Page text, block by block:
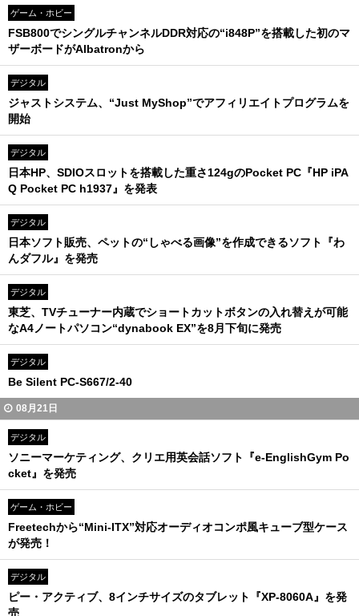
ゲーム・ホビー
FSB800でシングルチャンネルDDR対応の“i848P”を搭載した初のマ
ザーボードがAlbatronから
デジタル
ジャストシステム、“Just MyShop”でアフィリエイトプログラムを
開始
デジタル
日本HP、SDIOスロットを搭載した重さ124gのPocket PC『HP iPA
Q Pocket PC h1937』を発表
デジタル
日本ソフト販売、ペットの“しゃべる画像”を作成できるソフト『わ
んダフル』を発売
デジタル
東芝、TVチューナー内蔵でショートカットボタンの入れ替えが可能
なA4ノートパソコン“dynabook EX”を8月下旬に発売
デジタル
Be Silent PC-S667/2-40
08月21日
デジタル
ソニーマーケティング、クリエ用英会話ソフト『e-EnglishGym Po
cket』を発売
ゲーム・ホビー
Freetechから“Mini-ITX”対応オーディオコンポ風キューブ型ケース
が発売！
デジタル
ピー・アクティブ、8インチサイズのタブレット『XP-8060A』を発
売